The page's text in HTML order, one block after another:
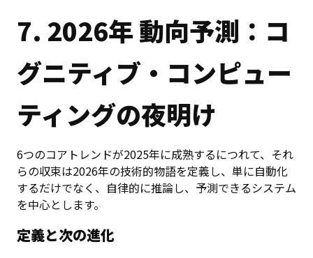
7. 2026年 動向予測：コ
グニティブ・コンピュー
ティングの夜明け
6つのコアトレンドが2025年に成熟するにつれて、それ
らの収束は2026年の技術的物語を定義し、単に自動化
するだけでなく、自律的に推論し、予測できるシステム
を中心とします。
定義と次の進化